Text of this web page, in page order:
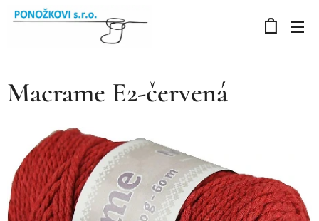
Macrame E2-červená